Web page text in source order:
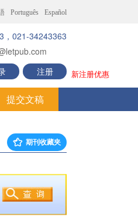
Português Español
，021-34243363
注册 新注册优惠
提交文稿
期刊收藏夹